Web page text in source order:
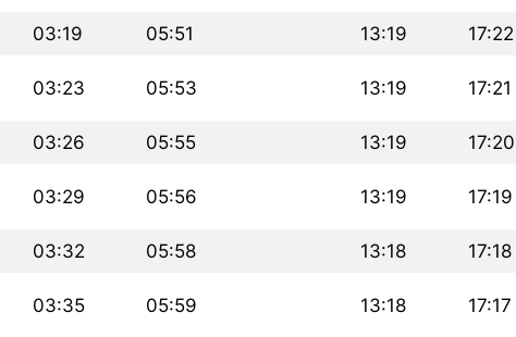
03:19 05:51 13:19 17:22
03:23 05:53 13:19 17:21
03:26 05:55 13:19 17:20
03:29 05:56 13:19 17:19
03:32 05:58 13:18 17:18
03:35 05:59 13:18 17:17